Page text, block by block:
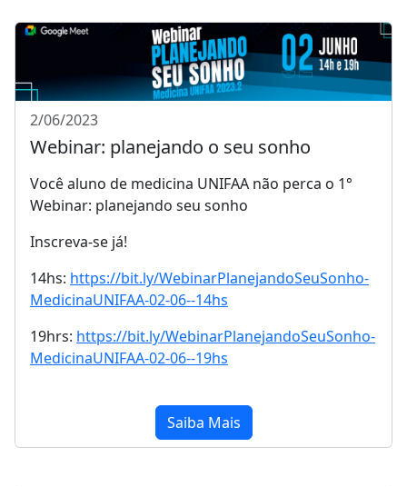
2/06/2023
Webinar: planejando o seu sonho
Você aluno de medicina UNIFAA não perca o 1°
Webinar: planejando seu sonho
Inscreva-se já!
14hs: https://bit.ly/WebinarPlanejandoSeuSonho-
MedicinaUNIFAA-02-06--14hs
19hrs: https://bit.ly/WebinarPlanejandoSeuSonho-
MedicinaUNIFAA-02-06--19hs
Saiba Mais